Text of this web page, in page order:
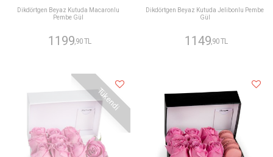
Dikdörtgen Beyaz Kutuda Macaronlu
Pembe Gül
1199 ,90 TL
Dikdörtgen Beyaz Kutuda Jelibonlu Pembe
Gül
1149 ,90 TL
Tükendi